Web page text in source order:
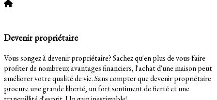
Devenir propriétaire
Vous songez à devenir propriétaire? Sachez qu'en plus de vous faire
profiter de nombreux avantages financiers, l'achat d'une maison peut
améliorer votre qualité de vie. Sans compter que devenir propriétaire
procure une grande liberté, un fort sentiment de fierté et une